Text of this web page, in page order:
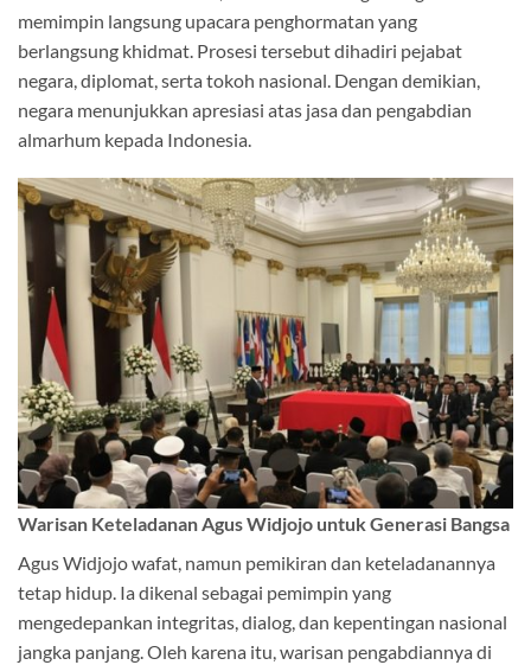
memimpin langsung upacara penghormatan yang
berlangsung khidmat. Prosesi tersebut dihadiri pejabat
negara, diplomat, serta tokoh nasional. Dengan demikian,
negara menunjukkan apresiasi atas jasa dan pengabdian
almarhum kepada Indonesia.
Warisan Keteladanan Agus Widjojo untuk Generasi Bangsa
Agus Widjojo wafat, namun pemikiran dan keteladanannya
tetap hidup. Ia dikenal sebagai pemimpin yang
mengedepankan integritas, dialog, dan kepentingan nasional
jangka panjang. Oleh karena itu, warisan pengabdiannya di